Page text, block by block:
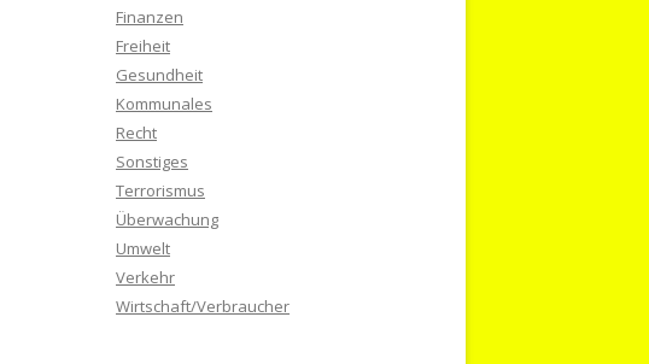
Finanzen
Freiheit
Gesundheit
Kommunales
Recht
Sonstiges
Terrorismus
Überwachung
Umwelt
Verkehr
Wirtschaft/Verbraucher